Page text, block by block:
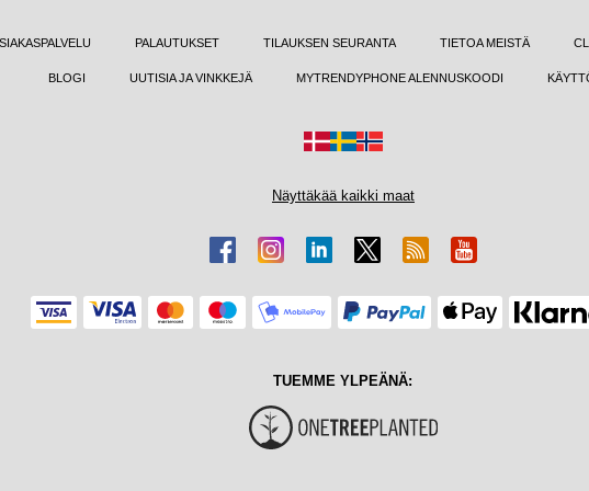
PALAUTUKSET TILAUKSEN SEURANTA TIETOA MEISTÄ
BLOGI UUTISIA JA VINKKEJÄ MYTRENDYPHONE ALENNUSKOODI
Näyttäkää kaikki maat
TUEMME YLPEÄNÄ: